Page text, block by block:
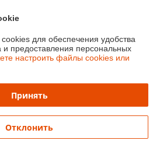
для обеспечения удобства
и предоставления персональных
настроить файлы cookies или
Принять
Отклонить